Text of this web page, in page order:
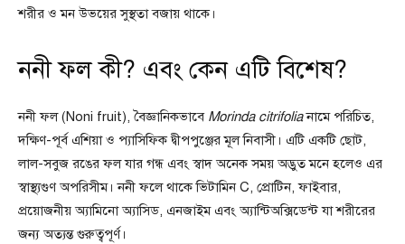
শরীর ও মন উভয়ের সুস্থতা বজায় থাকে।
ননী ফল কী? এবং কেন এটি বিশেষ?
ননী ফল (Noni fruit), বৈজ্ঞানিকভাবে Morinda citrifoliaনামে পরিচিত,
দক্ষিণ-পূর্ব এশিয়া ও প্যাসিফিক দ্বীপপুঞ্জের মূল নিবাসী। এটি একটি ছোট,
লাল-সবুজ রঙের ফল যার গন্ধ এবং স্বাদ অনেক সময় অদ্ভুত মনে হলেও এর
স্বাস্থ্যগুণ অপরিসীম। ননী ফলে থাকে ভিটামিন C, প্রোটিন, ফাইবার,
প্রয়োজনীয় অ্যামিনো অ্যাসিড, এনজাইম এবং অ্যান্টিঅক্সিডেন্ট যা শরীরের
জন্য অত্যন্ত গুরুত্বপূর্ণ।